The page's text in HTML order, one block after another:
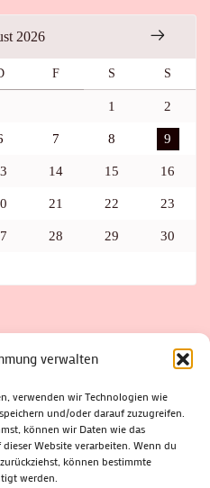
verwalten
verwenden wir Technologien wie
und/oder darauf zuzugreifen.
können wir Daten wie das
Website verarbeiten. Wenn du
können bestimmte
werden.
2026
F S S
1 2
7 8 9
14 15 16
21 22 23
28 29 30
GEWINNSPIEL
HITZE
JAZZ
KABARETT
KLEINE SUHLER REIHE
LOTTO
MEININGEN
SCHULWEG
STADTFEST
SUHL
STADTMARKETING